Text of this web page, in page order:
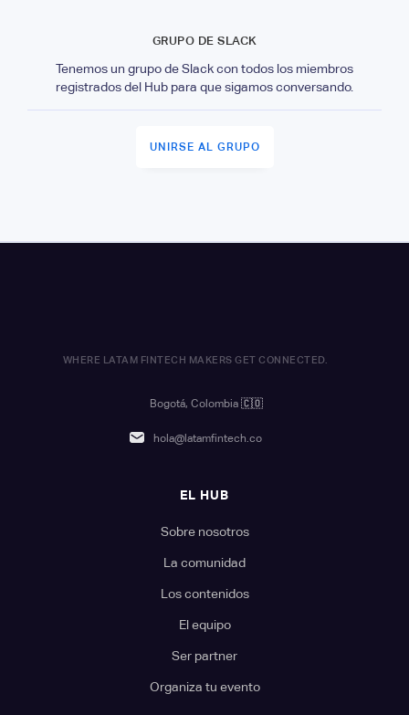
GRUPO DE SLACK
Tenemos un grupo de Slack con todos los miembros
registrados del Hub para que sigamos conversando.
UNIRSE AL GRUPO
WHERE LATAM FINTECH MAKERS GET CONNECTED.
Bogotá, Colombia 🇨🇴
hola@latamfintech.co
EL HUB
Sobre nosotros
La comunidad
Los contenidos
El equipo
Ser partner
Organiza tu evento